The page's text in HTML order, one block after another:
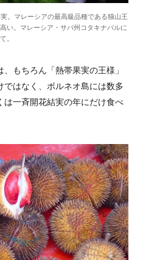
実。マレーシアの最高級品種である猫山王
い。マレーシア・サバ州コタキナバルに
て。
もちろん「熱帯果実の王様」
ではなく、ボルネオ島には数多
は一斉開花結実の年にだけ食べ